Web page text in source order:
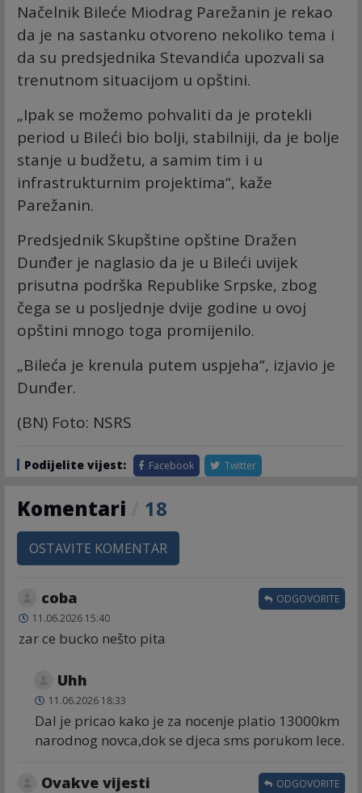
Načelnik Bileće Miodrag Parežanin je rekao
da je na sastanku otvoreno nekoliko tema i
da su predsjednika Stevandića upozvali sa
trenutnom situacijom u opštini.
„Ipak se možemo pohvaliti da je protekli
period u Bileći bio bolji, stabilniji, da je bolje
stanje u budžetu, a samim tim i u
infrastrukturnim projektima“, kaže
Parežanin.
Predsjednik Skupštine opštine Dražen
Dunđer je naglasio da je u Bileći uvijek
prisutna podrška Republike Srpske, zbog
čega se u posljednje dvije godine u ovoj
opštini mnogo toga promijenilo.
„Bileća je krenula putem uspjeha“, izjavio je
Dunđer.
(BN) Foto: NSRS
Podijelite vijest: Facebook Twitter
Komentari 18
OSTAVITE KOMENTAR
coba
11.06.2026 15:40
zar ce bucko nešto pita
ODGOVORITE
Uhh
11.06.2026 18:33
Dal je pricao kako je za nocenje platio 13000km
narodnog novca,dok se djeca sms porukom lece.
Ovakve vijesti ODGOVORITE